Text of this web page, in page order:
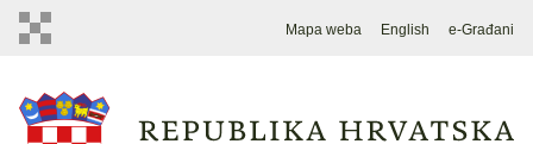
Mapa weba English e-Građani